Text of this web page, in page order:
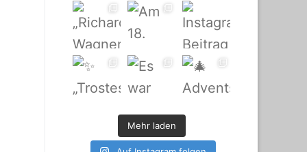
Mehr laden